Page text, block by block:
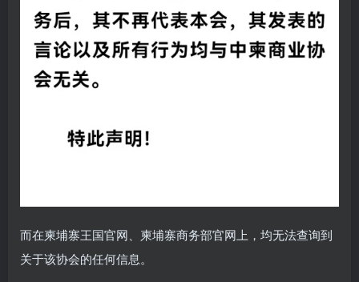
而在柬埔寨王国官网、柬埔寨商务部官网上，均无法查询到
关于该协会的任何信息。